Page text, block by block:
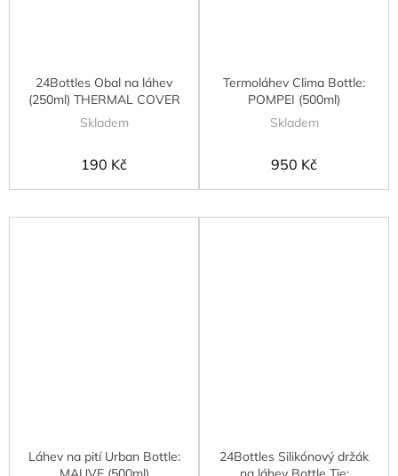
24Bottles Obal na láhev
(250ml) THERMAL COVER
Skladem
190 Kč
Termoláhev Clima Bottle:
POMPEI (500ml)
Skladem
950 Kč
Láhev na pití Urban Bottle:
24Bottles Silikónový držák